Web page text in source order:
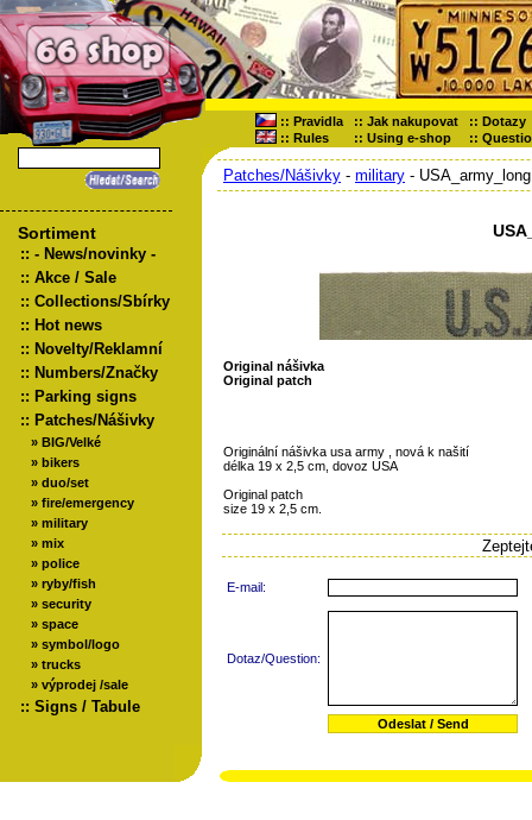
:: Pravidla :: Jak nakupovat :: Dotazy
:: Rules :: Using e-shop ::
Sortiment
:: - News/novinky -
:: Akce / Sale
:: Collections/Sbírky
:: Hot news
:: Novelty/Reklamní
:: Numbers/Značky
:: Parking signs
:: Patches/Nášivky
» BIG/Velké
» bikers
» duo/set
» fire/emergency
» military
» mix
» police
» ryby/fish
» security
» space
» symbol/logo
» trucks
» výprodej /sale
:: Signs / Tabule
Patches/Nášivky - military - USA_army_long
Original nášivka
Original patch
Originální nášivka usa army , nová k našití
délka 19 x 2,5 cm, dovoz USA
Original patch
size 19 x 2,5 cm.
E-mail:
Dotaz/Question: